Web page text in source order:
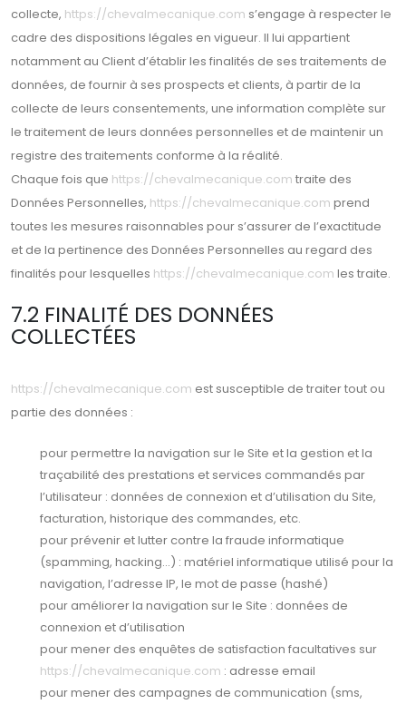
collecte, https://chevalmecanique.com s’engage à respecter le
cadre des dispositions légales en vigueur. Il lui appartient
notamment au Client d’établir les finalités de ses traitements de
données, de fournir à ses prospects et clients, à partir de la
collecte de leurs consentements, une information complète sur
le traitement de leurs données personnelles et de maintenir un
registre des traitements conforme à la réalité.
Chaque fois que https://chevalmecanique.com traite des
Données Personnelles, https://chevalmecanique.com prend
toutes les mesures raisonnables pour s’assurer de l’exactitude
et de la pertinence des Données Personnelles au regard des
finalités pour lesquelles https://chevalmecanique.com les traite.
7.2 FINALITÉ DES DONNÉES
COLLECTÉES
https://chevalmecanique.com est susceptible de traiter tout ou
partie des données :
pour permettre la navigation sur le Site et la gestion et la
traçabilité des prestations et services commandés par
l’utilisateur : données de connexion et d’utilisation du Site,
facturation, historique des commandes, etc.
pour prévenir et lutter contre la fraude informatique
(spamming, hacking…) : matériel informatique utilisé pour la
navigation, l’adresse IP, le mot de passe (hashé)
pour améliorer la navigation sur le Site : données de
connexion et d’utilisation
pour mener des enquêtes de satisfaction facultatives sur
https://chevalmecanique.com : adresse email
pour mener des campagnes de communication (sms,